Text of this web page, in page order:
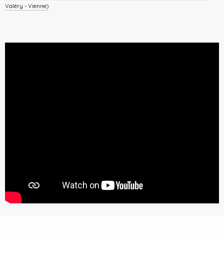
Valéry - Vienne)